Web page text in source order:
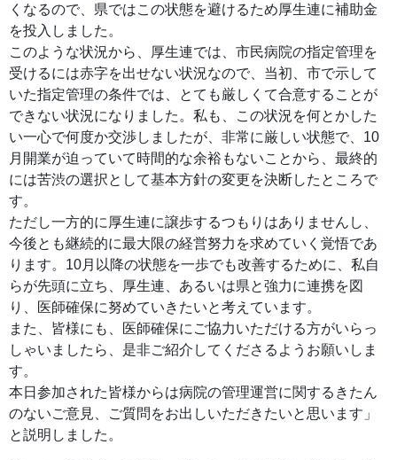
くなるので、県ではこの状態を避けるため厚生連に補助金
を投入しました。
このような状況から、厚生連では、市民病院の指定管理を
受けるには赤字を出せない状況なので、当初、市で示して
いた指定管理の条件では、とても厳しくて合意することが
できない状況になりました。私も、この状況を何とかした
い一心で何度か交渉しましたが、非常に厳しい状態で、10
月開業が迫っていて時間的な余裕もないことから、最終的
には苦渋の選択として基本方針の変更を決断したところで
す。
ただし一方的に厚生連に譲歩するつもりはありませんし、
今後とも継続的に最大限の経営努力を求めていく覚悟であ
ります。10月以降の状態を一歩でも改善するために、私自
らが先頭に立ち、厚生連、あるいは県と強力に連携を図
り、医師確保に努めていきたいと考えています。
また、皆様にも、医師確保にご協力いただける方がいらっ
しゃいましたら、是非ご紹介してくださるようお願いしま
す。
本日参加された皆様からは病院の管理運営に関するきたん
のないご意見、ご質問をお出しいただきたいと思います」
と説明しました。